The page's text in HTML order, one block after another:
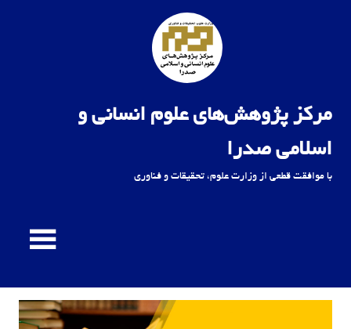
مرکز پژوهش‌های علوم انسانی و
اسلامی صدرا
با موافقت قطعی از وزارت علوم، تحقیقات و فناوری